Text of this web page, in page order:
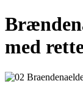
med